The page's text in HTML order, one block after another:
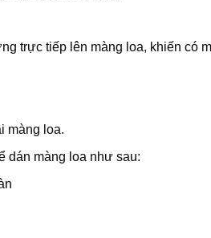
trực tiếp lên màng loa, khiến có
màng loa.
dán màng loa như sau: